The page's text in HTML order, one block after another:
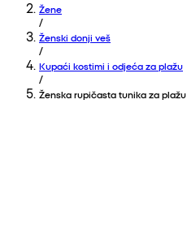
Žene
/
Ženski donji veš
/
Kupaći kostimi i odjeća za plažu
/
Ženska rupičasta tunika za plažu